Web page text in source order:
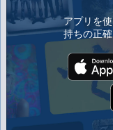
アプリを
持ちの正